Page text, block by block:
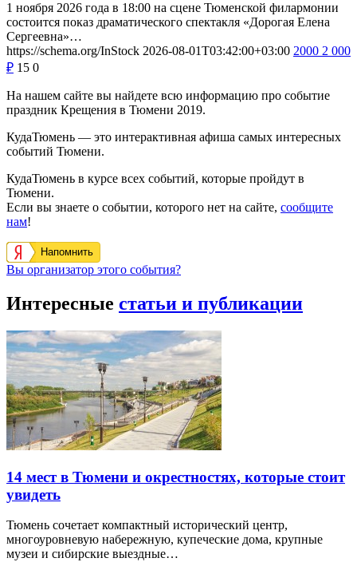
1 ноября 2026 года в 18:00 на сцене Тюменской филармонии
состоится показ драматического спектакля «Дорогая Елена
Сергеевна»…
https://schema.org/InStock 2026-08-01T03:42:00+03:00 2000 2 000
₽ 15 0
На нашем сайте вы найдете всю информацию про событие
праздник Крещения в Тюмени 2019.
КудаТюмень — это интерактивная афиша самых интересных
событий Тюмени.
КудаТюмень в курсе всех событий, которые пройдут в
Тюмени.
Если вы знаете о событии, которого нет на сайте, сообщите
нам!
Напомнить
Вы организатор этого события?
Интересные статьи и публикации
14 мест в Тюмени и окрестностях, которые стоит
увидеть
Тюмень сочетает компактный исторический центр,
многоуровневую набережную, купеческие дома, крупные
музеи и сибирские выездные…